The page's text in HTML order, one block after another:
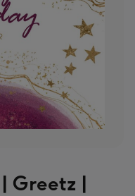
Greetz |